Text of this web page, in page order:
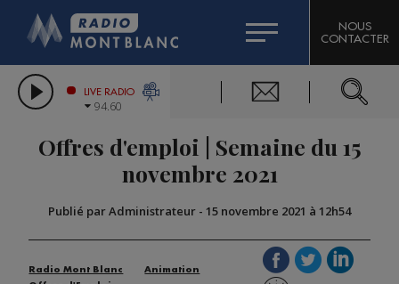
LES CHRONIQUES DE L'EXPERT
CITIZEN MACHINERY
GRAND MASSIF DOMAINES SKIABLES
BIGARD
COMPAGNIE DU MONT-BLANC
NOUS
CONTACTER
LIVE RADIO
94.60
Offres d'emploi | Semaine du 15
novembre 2021
Publié par Administrateur - 15 novembre 2021 à 12h54
Radio Mont Blanc
Animation